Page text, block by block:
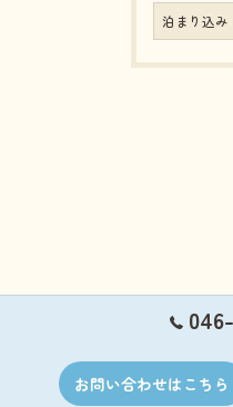
泊まり込み
お問い合わせはこちら